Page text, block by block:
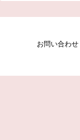
お問い合わせ